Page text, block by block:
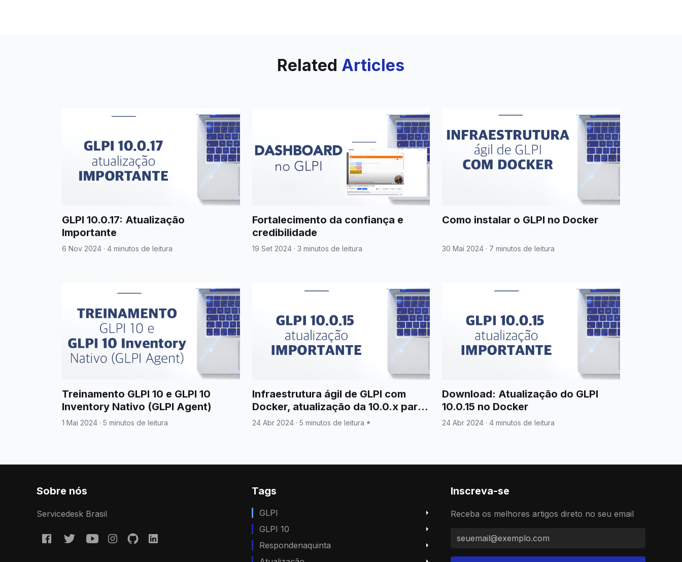
Related Articles
GLPI 10.0.17: Atualização
Importante
6 Nov 2024 · 4 minutos de leitura
Fortalecimento da confiança e
credibilidade
19 Set 2024 · 3 minutos de leitura
Como instalar o GLPI no Docker
30 Mai 2024 · 7 minutos de leitura
Treinamento GLPI 10 e GLPI 10
Inventory Nativo (GLPI Agent)
1 Mai 2024 · 5 minutos de leitura
Infraestrutura ágil de GLPI com
Docker, atualização da 10.0.x para
10.0.15
24 Abr 2024 · 5 minutos de leitura
Download: Atualização do GLPI
10.0.15 no Docker
24 Abr 2024 · 4 minutos de leitura
Sobre nós
Servicedesk Brasil
Tags
GLPI
GLPI 10
Respondenaquinta
Inscreva-se
Receba os melhores artigos direto no seu email